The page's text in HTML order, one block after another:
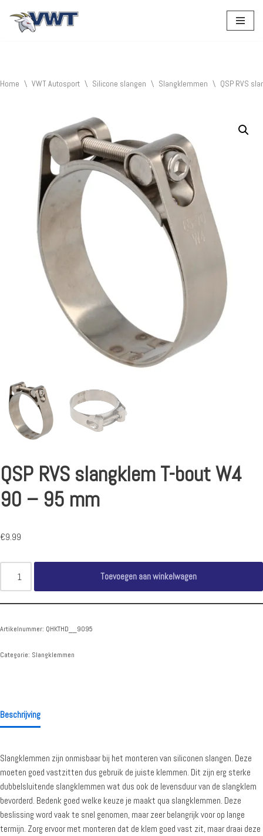
Home \ VWT Autosport \ Silicone slangen \ Slangklemmen \ QSP RVS
QSP RVS slangklem T-bout W4
90 – 95 mm
€9.99
Toevoegen aan winkelwagen
Artikelnummer: QHKTHD__9095
Categorie: Slangklemmen
Beschrijving
Slangklemmen zijn onmisbaar bij het monteren van siliconen slangen. Deze
moeten goed vastzitten dus gebruik de juiste klemmen. Dit zijn erg sterke
dubbelsluitende slangklemmen wat dus ook de levensduur van de slangklem
bevorderd. Bedenk goed welke keuze je maakt qua slangklemmen. Deze
beslissing word vaak te snel genomen, maar zeer belangrijk voor op lange
termijn. Zorg ervoor met monteren dat de klem goed vast zit, maar draai deze